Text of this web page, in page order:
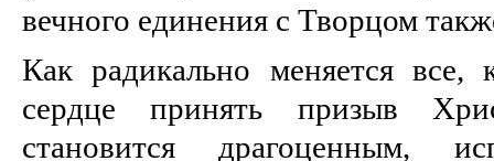
вечного единения с Творцом
Как радикально меняется все,
сердце принять призыв
становится драгоценным,